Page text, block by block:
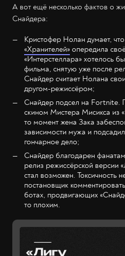
А вот ещё несколько фактов о
Снайдера:
Кристофер Нолан думает,
«Хранителей» опередила
«Интерстеллара» хотелось
фильма, снятую уже после
Снайдер считает Нолана
другом-режиссёром;
Снайдер подсел на Fortnite.
скином Мистера Мисикса из
то момент жена Зака
зависимости мужа и
гончарное дело;
Снайдер благодарен
релиз режиссёрской версии
стал возможен. Токсичность
постановщик
ботах, продвигающих
то плохим.